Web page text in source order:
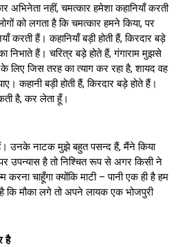
अभिनेता नहीं, चमत्कार हमेशा कहानियाँ करती
को लगता है कि चमत्कार हमने किया, पर
करती हैं। कहानियाँ बड़ी होती हैं, किरदार बड़े
निभाते हैं। चरित्र बड़े होते हैं, गंगाराम मुझसे
लिए जिस तरह का त्याग कर रहा है, शायद वह
कहानी बड़ी होती हैं, किरदार बड़े होते हैं।
है, कर लेता हूँ।
उनके नाटक मुझे बहुत पसन्द हैं, मैंने किया
उपन्यास है तो निश्चित रूप से अगर किसी ने
चाहूँगा क्योंकि माटी – पानी एक ही है हम
कि मौका लगे तो अपने लायक एक भोजपुरी
है